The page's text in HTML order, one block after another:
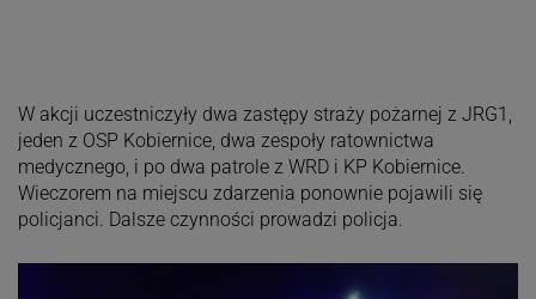
W akcji uczestniczyły dwa zastępy straży pożarnej z JRG1,
jeden z OSP Kobiernice, dwa zespoły ratownictwa
medycznego, i po dwa patrole z WRD i KP Kobiernice.
Wieczorem na miejscu zdarzenia ponownie pojawili się
policjanci. Dalsze czynności prowadzi policja.